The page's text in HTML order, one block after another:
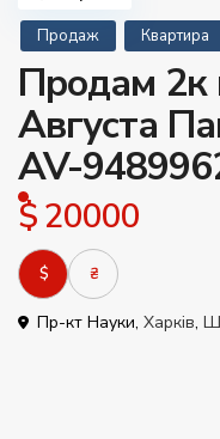
Продаж Квартира
Продам 2к
Августа
AV-
$ 20000
$ ₴
Пр-кт Науки, Харків,